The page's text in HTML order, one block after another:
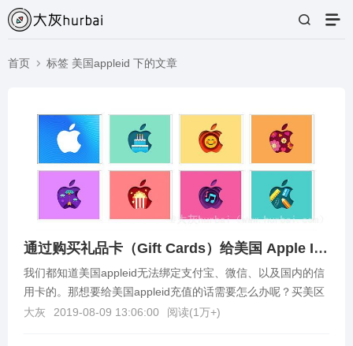
首页 标签 美国appleid 下的文章
通过购买礼品卡（Gift Cards）给美国 Apple ID 充值方法
我们都知道美国appleid无法绑定支付宝、微信、以及国内的信
用卡的。那想要给美国appleid充值的话需要怎么办呢？买美区
礼品卡就可以了。下面就来介绍下购买美...
大灰 2019-08-09 13:06:00 阅读(1万+)